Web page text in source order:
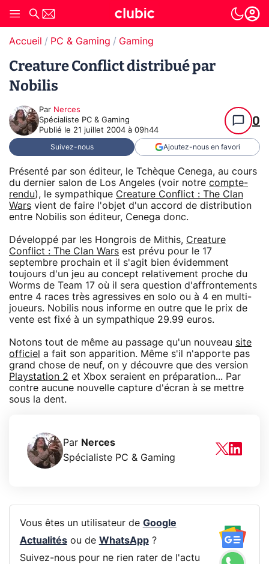
Accueil PC & Gaming Gaming
Creature Conflict distribué par
Nobilis
Par Nerces
Spécialiste PC & Gaming
Publié le 21 juillet 2004 à 09h44
0
Suivez-nous Ajoutez-nous en favori
Présenté par son éditeur, le Tchèque Cenega, au cours
du dernier salon de Los Angeles (voir notre compte-
rendu), le sympathique Creature Conflict : The Clan
Wars vient de faire l'objet d'un accord de distribution
entre Nobilis son éditeur, Cenega donc.
Développé par les Hongrois de Mithis, Creature
Conflict : The Clan Wars est prévu pour le 17
septembre prochain et il s'agit bien évidemment
toujours d'un jeu au concept relativement proche du
Worms de Team 17 où il sera question d'affrontements
entre 4 races très agressives en solo ou à 4 en multi-
joueurs. Nobilis nous informe en outre que le prix de
vente est fixé à un sympathique 29.99 euros.
Notons tout de même au passage qu'un nouveau site
officiel a fait son apparition. Même s'il n'apporte pas
grand chose de neuf, on y découvre que des version
Playstation 2 et Xbox seraient en préparation... Par
contre aucune nouvelle capture d'écran à se mettre
sous la dent.
Par Nerces
Spécialiste PC & Gaming
Vous êtes un utilisateur de Google
Actualitésou de WhatsApp?
Suivez-nous pour ne rien rater de l'actu